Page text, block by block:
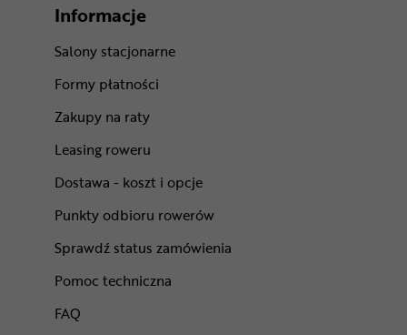
Informacje
Salony stacjonarne
Formy płatności
Zakupy na raty
Leasing roweru
Dostawa - koszt i opcje
Punkty odbioru rowerów
Sprawdź status zamówienia
Pomoc techniczna
FAQ